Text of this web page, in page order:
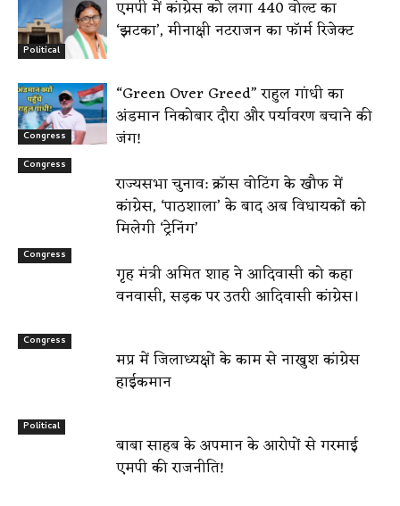
Political
एमपी में कांग्रेस को लगा 440 वोल्ट का
‘झटका’, मीनाक्षी नटराजन का फॉर्म रिजेक्ट
Congress
“Green Over Greed” राहुल गांधी का
अंडमान निकोबार दौरा और पर्यावरण बचाने की
जंग!
Congress
राज्यसभा चुनाव: क्रॉस वोटिंग के खौफ में
कांग्रेस, ‘पाठशाला’ के बाद अब विधायकों को
मिलेगी ‘ट्रेनिंग’
Congress
गृह मंत्री अमित शाह ने आदिवासी को कहा
वनवासी, सड़क पर उतरी आदिवासी कांग्रेस।
Congress
मप्र में जिलाध्यक्षों के काम से नाखुश कांग्रेस
हाईकमान
Political
बाबा साहब के अपमान के आरोपों से गरमाई
एमपी की राजनीति!